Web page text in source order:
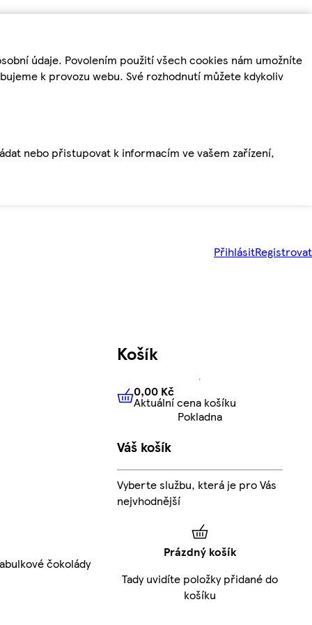
údaje. Povolením použití všech cookies nám umožníte
k provozu webu. Své rozhodnutí můžete kdykoliv
nebo přistupovat k informacím ve vašem zařízení,
PřihlásitRegistrovat
čokolády
Košík
0,00 KčAktuální cena košíku
0,00 Kč
Aktuální cena košíku
Pokladna
Váš košík
Vyberte službu, která je pro Vás
nejvhodnější
Prázdný košík
Tady uvidíte položky přidané do
košíku